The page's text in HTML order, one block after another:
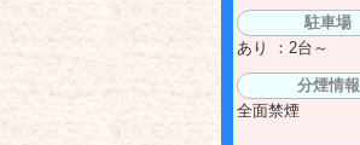
駐車場
あり ：2台～
分煙情報
全面禁煙